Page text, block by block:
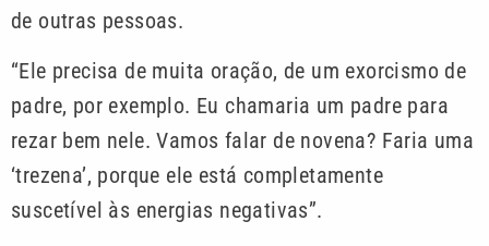
de outras pessoas.
“Ele precisa de muita oração, de um exorcismo de
padre, por exemplo. Eu chamaria um padre para
rezar bem nele. Vamos falar de novena? Faria uma
‘trezena’, porque ele está completamente
suscetível às energias negativas”.